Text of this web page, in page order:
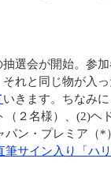
選会が開始。参
れと同じ物が入
いきます。ちなみ
２名様）、(2)ヘ
ン・プレミア（*
筆サイン入り「ハ